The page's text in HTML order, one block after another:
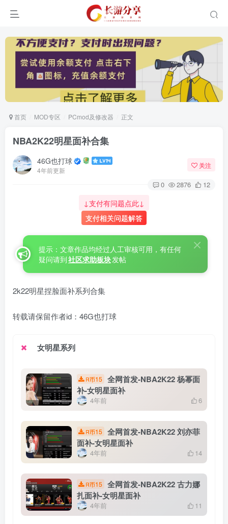
首页 MOD专区 PCmod及修改器 正文
NBA2K22明星面补合集
46G也打球
4年前更新
关注
0 2876 12
↓支付有问题点此↓
支付相关问题解答
提示：文章作品均经过人工审核可用，有任何
疑问请到社区求助板块发帖
2k22明星捏脸面补系列合集
转载请保留作者id：46G也打球
女明星系列
R币15 全网首发-NBA2K22 杨幂面
补-女明星面补
4年前 6
R币15 全网首发-NBA2K22 刘亦菲
面补-女明星面补
4年前 14
R币15 全网首发-NBA2K22 古力娜
扎面补-女明星面补
4年前 11